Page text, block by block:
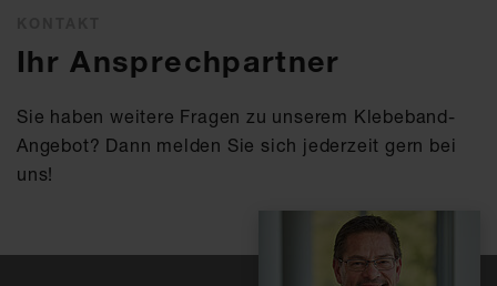
Ihr Ansprechpartner
Sie haben weitere Fragen zu unserem Klebeband-
Angebot? Dann melden Sie sich jederzeit gern bei
uns!